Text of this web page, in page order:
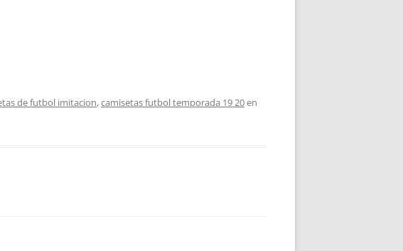
de futbol imitacion,camisetas futbol temporada 19 20en